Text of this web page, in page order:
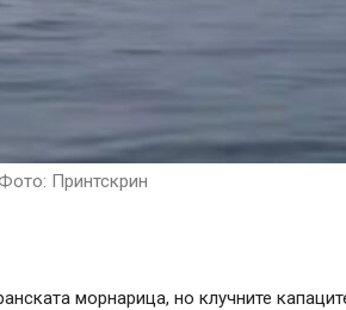
Принтскрин
морнарица, но клучните